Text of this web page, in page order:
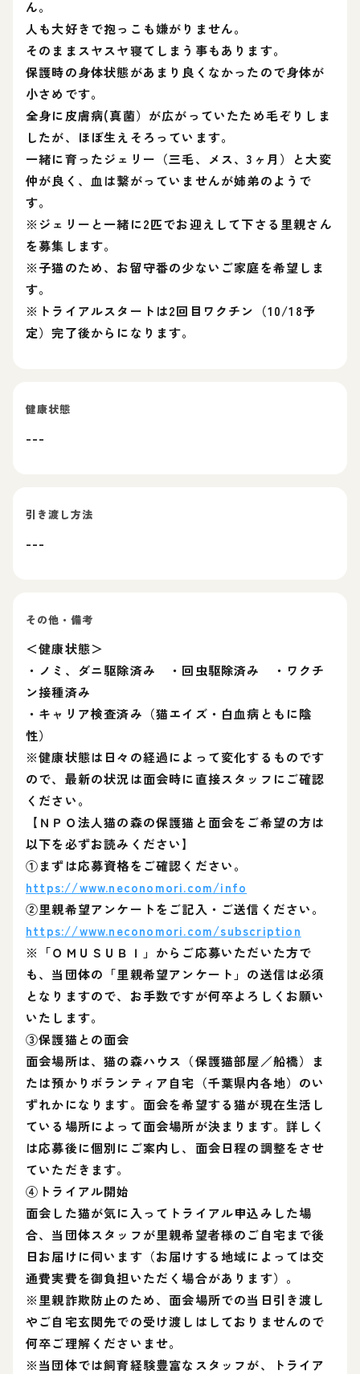
ん。
人も大好きで抱っこも嫌がりません。
そのままスヤスヤ寝てしまう事もあります。
保護時の身体状態があまり良くなかったので身体が
小さめです。
全身に皮膚病(真菌）が広がっていたため毛ぞりしま
したが、ほぼ生えそろっています。
一緒に育ったジェリー（三毛、メス、3ヶ月）と大変
仲が良く、血は繋がっていませんが姉弟のようで
す。
※ジェリーと一緒に2匹でお迎えして下さる里親さん
を募集します。
※子猫のため、お留守番の少ないご家庭を希望しま
す。
※トライアルスタートは2回目ワクチン（10/18予
定）完了後からになります。
健康状態
---
引き渡し方法
---
その他・備考
＜健康状態＞
・ノミ、ダニ駆除済み ・回虫駆除済み ・ワクチ
ン接種済み
・キャリア検査済み（猫エイズ・白血病ともに陰
性）
※健康状態は日々の経過によって変化するものです
ので、最新の状況は面会時に直接スタッフにご確認
ください。
【ＮＰＯ法人猫の森の保護猫と面会をご希望の方は
以下を必ずお読みください】
①まずは応募資格をご確認ください。
https://www.neconomori.com/info
②里親希望アンケートをご記入・ご送信ください。
https://www.neconomori.com/subscription
※「ＯＭＵＳＵＢＩ」からご応募いただいた方で
も、当団体の「里親希望アンケート」の送信は必須
となりますので、お手数ですが何卒よろしくお願い
いたします。
③保護猫との面会
面会場所は、猫の森ハウス（保護猫部屋／船橋）ま
たは預かりボランティア自宅（千葉県内各地）のい
ずれかになります。面会を希望する猫が現在生活し
ている場所によって面会場所が決まります。詳しく
は応募後に個別にご案内し、面会日程の調整をさせ
ていただきます。
④トライアル開始
面会した猫が気に入ってトライアル申込みした場
合、当団体スタッフが里親希望者様のご自宅まで後
日お届けに伺います（お届けする地域によっては交
通費実費を御負担いただく場合があります）。
※里親詐欺防止のため、面会場所での当日引き渡し
やご自宅玄関先での受け渡しはしておりませんので
何卒ご理解くださいませ。
※当団体では飼育経験豊富なスタッフが、トライア